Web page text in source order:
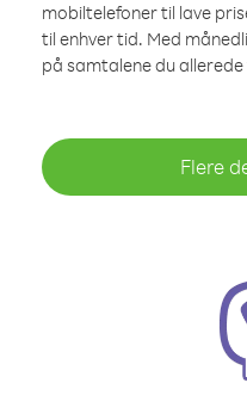
mobiltelefoner til lave
til enhver tid. Med
på samtalene du
Flere